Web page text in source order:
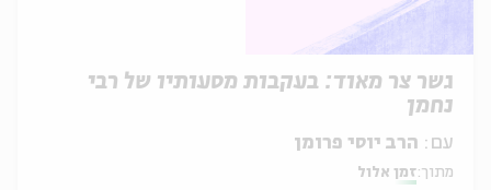
גשר צר מאוד: בעקבות מסעותיו של רבי
נחמן
עם:
מתוך:זמן אלול